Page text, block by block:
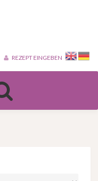
REZEPT EINGEBEN